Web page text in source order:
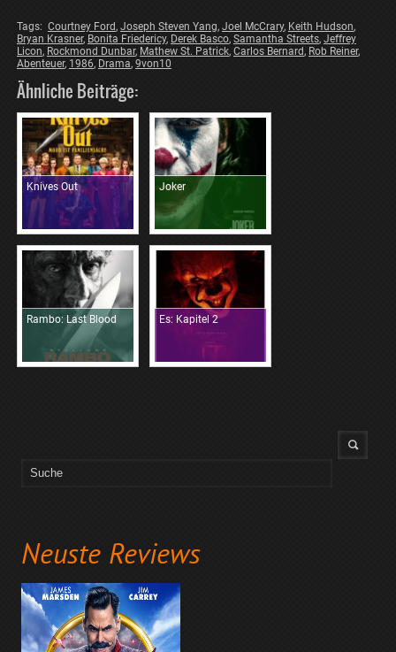
Neuste Reviews
Tags: Courtney Ford, Joseph Steven Yang, Joel McCrary, Keith Hudson,
Bryan Krasner, Bonita Friedericy, Derek Basco, Samantha Streets, Jeffrey
Licon, Rockmond Dunbar, Mathew St. Patrick, Carlos Bernard, Rob Reiner,
Abenteuer, 1986, Drama, 9von10
Ähnliche Beiträge:
Knives Out Joker
Rambo: Last Blood Es: Kapitel 2